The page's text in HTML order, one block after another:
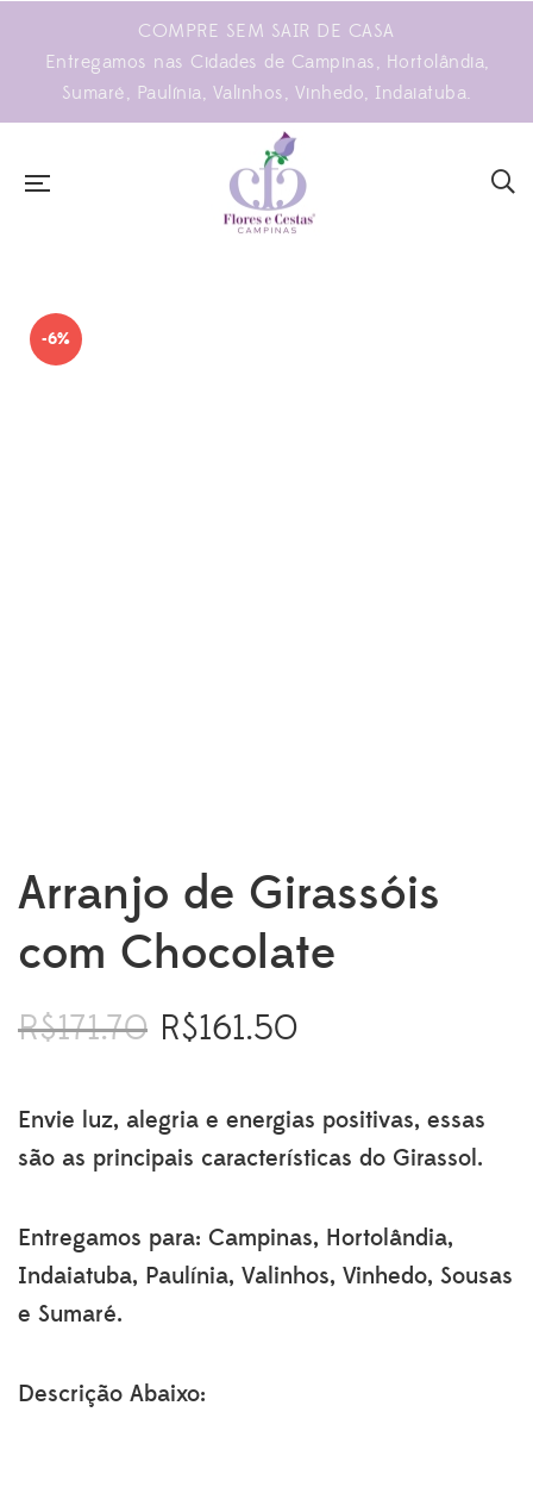
COMPRE SEM SAIR DE CASA
Entregamos nas Cidades de Campinas, Hortolândia,
Sumaré, Paulínia, Valinhos, Vinhedo, Indaiatuba.
-6%
Arranjo de Girassóis
com Chocolate
R$171.70
O
era:
R$171.70.
R$161.50O
é:
R$161.50.
Envie luz, alegria e energias positivas, essas
são as principais características do Girassol.
Entregamos para: Campinas, Hortolândia,
Indaiatuba, Paulínia, Valinhos, Vinhedo, Sousas
e Sumaré.
Descrição Abaixo: